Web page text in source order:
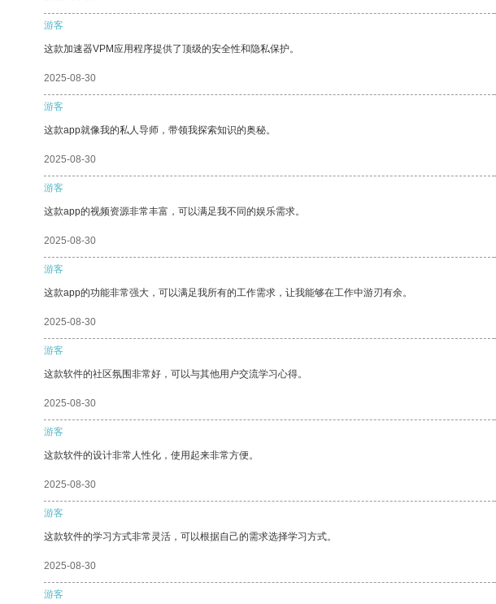
游客
这款加速器VPM应用程序提供了顶级的安全性和隐私保护。
2025-08-30
游客
这款app就像我的私人导师，带领我探索知识的奥秘。
2025-08-30
游客
这款app的视频资源非常丰富，可以满足我不同的娱乐需求。
2025-08-30
游客
这款app的功能非常强大，可以满足我所有的工作需求，让我能够在工作中游刃有余。
2025-08-30
游客
这款软件的社区氛围非常好，可以与其他用户交流学习心得。
2025-08-30
游客
这款软件的设计非常人性化，使用起来非常方便。
2025-08-30
游客
这款软件的学习方式非常灵活，可以根据自己的需求选择学习方式。
2025-08-30
游客